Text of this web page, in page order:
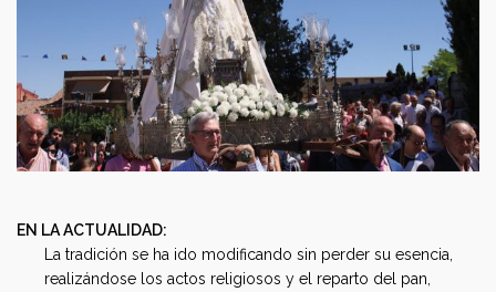
EN LA ACTUALIDAD:
La tradición se ha ido modificando sin perder su esencia,
realizándose los actos religiosos y el reparto del pan,